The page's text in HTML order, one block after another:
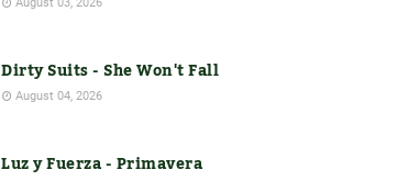
Dirty Suits - She Won't Fall
August 04, 2026
Luz y Fuerza - Primavera